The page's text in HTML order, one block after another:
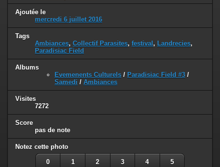
Ajoutée le
mercredi 6 juillet 2016
Tags
Ambiances, Collectif Parasites, festival , Landrecies,
Paradisiac Field
Albums
Evemenents Culturels / Paradisiac Field #3 /
Samedi / Ambiances
Visites
7272
Score
pas de note
Notez cette photo
0 1 2 3 4 5